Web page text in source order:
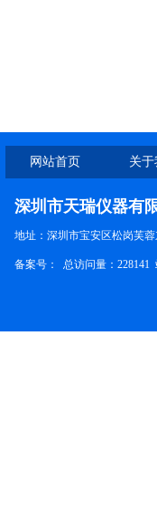
网站首页 关
深圳市天瑞仪器有
地址：深圳市宝安区松岗芙
备案号： 总访问量：228141